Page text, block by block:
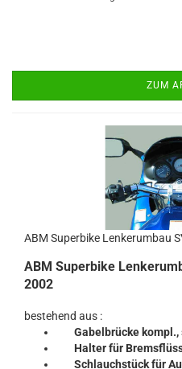
ZUM
ABM Superbike Lenkerumbau
ABM Superbike
2002
bestehend aus :
Gabelbrücke
Halter für
Schlauchstück für